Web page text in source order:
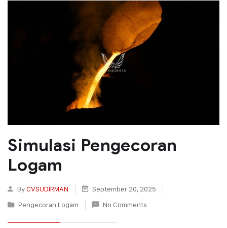
Simulasi Pengecoran
Logam
ByCVSUDIRMAN
September 20, 2025
Pengecoran Logam
No Comments